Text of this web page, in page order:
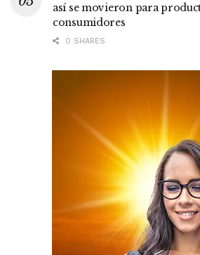
así se movieron para
consumidores
0 SHARES